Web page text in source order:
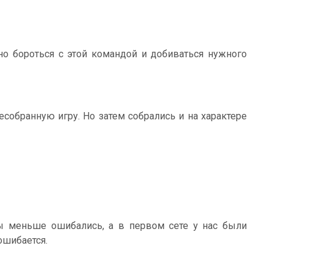
с этой командой и добиваться нужного
игру. Но затем собрались и на характере
меньше ошибались, а в первом сете у нас были